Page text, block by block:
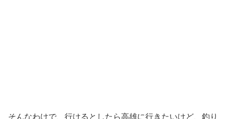
そんなわけで、行けるとしたら高雄に行きたいけど、釣り